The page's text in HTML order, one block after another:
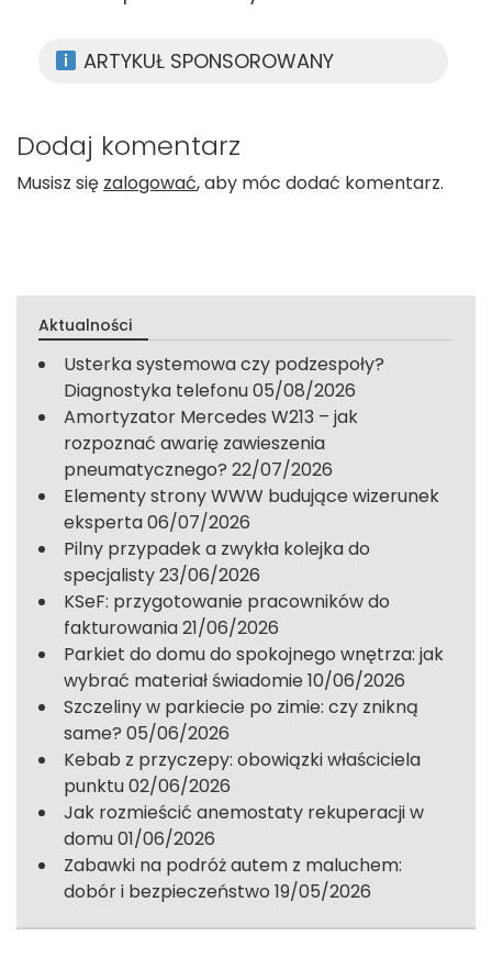
ARTYKUŁ SPONSOROWANY
Dodaj komentarz
Musisz się zalogować, aby móc dodać komentarz.
Aktualności
Usterka systemowa czy podzespoły?
Diagnostyka telefonu05/08/2026
Amortyzator Mercedes W213 – jak
rozpoznać awarię zawieszenia
pneumatycznego? 22/07/2026
Elementy strony WWW budujące wizerunek
eksperta06/07/2026
Pilny przypadek a zwykła kolejka do
specjalisty23/06/2026
KSeF: przygotowanie pracowników do
fakturowania21/06/2026
Parkiet do domu do spokojnego wnętrza: jak
wybrać materiał świadomie 10/06/2026
Szczeliny w parkiecie po zimie: czy znikną
same? 05/06/2026
Kebab z przyczepy: obowiązki właściciela
punktu02/06/2026
Jak rozmieścić anemostaty rekuperacji w
domu01/06/2026
Zabawki na podróż autem z maluchem:
dobór i bezpieczeństwo 19/05/2026